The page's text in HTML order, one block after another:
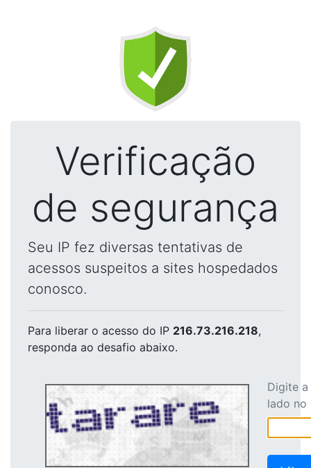
Verificação
de segurança
Seu IP fez diversas tentativas de
acessos suspeitos a sites hospedados
conosco.
Para liberar o acesso do IP 216.73.216.218,
responda ao desafio abaixo.
Digite
lado no